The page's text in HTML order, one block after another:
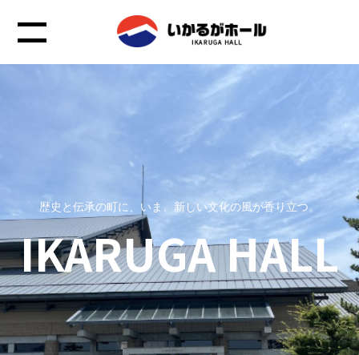
歴史と伝承の町に、いま、新しい文化の風が香り立つ。
IKARUGA HALL